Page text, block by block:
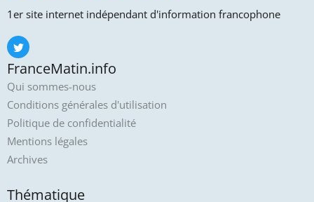
1er site internet indépendant d'information francophone
FranceMatin.info
Qui sommes-nous
Conditions générales d'utilisation
Politique de confidentialité
Mentions légales
Archives
Thématique